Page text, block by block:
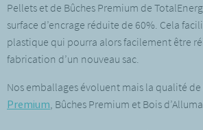
Pellets et de Bûches Premium de
surface d’encrage réduite de 60%. Cela
plastique qui pourra alors facilement être
fabrication d’un nouveau sac.
Nos emballages évoluent mais la qualité
Premium, Bûches Premium et Bois